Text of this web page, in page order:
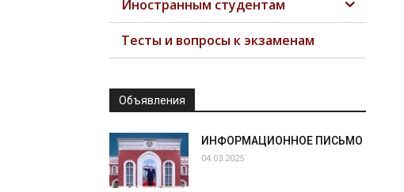
Иностранным студентам
Тесты и вопросы к экзаменам
Объявления
ИНФОРМАЦИОННОЕ ПИСЬМО
04.03.2025